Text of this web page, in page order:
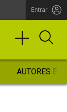
Entrar
AUTORES